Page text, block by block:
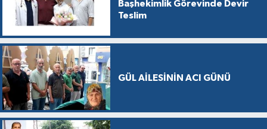
Başhekimlik Görevinde Devir
Teslim
GÜL AİLESİNİN ACI GÜNÜ